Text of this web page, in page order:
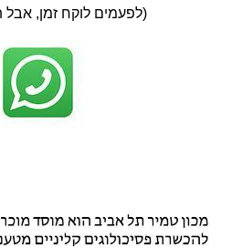
(לפעמים לוקח זמן, אבל